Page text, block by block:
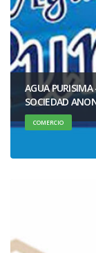
AGUA
SOCIEDAD
COMERCIO